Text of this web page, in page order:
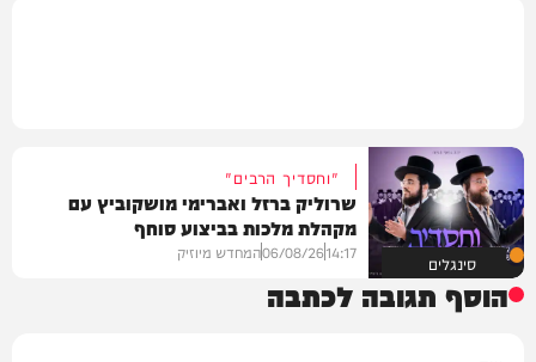
סינגלים
"וחסדיך הרבים"
שרוליק ברזל ואברימי מושקוביץ עם
מקהלת מלכות בביצוע סוחף
14:17
06/08/26המחדש מיוזיק
הוסף תגובה לכתבה